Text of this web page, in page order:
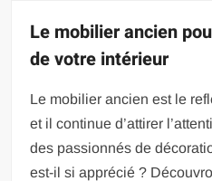
Le mobilier ancien
de votre intérieur
Le mobilier ancien est le
et il continue d’attirer
des passionnés de
est-il si apprécié ?